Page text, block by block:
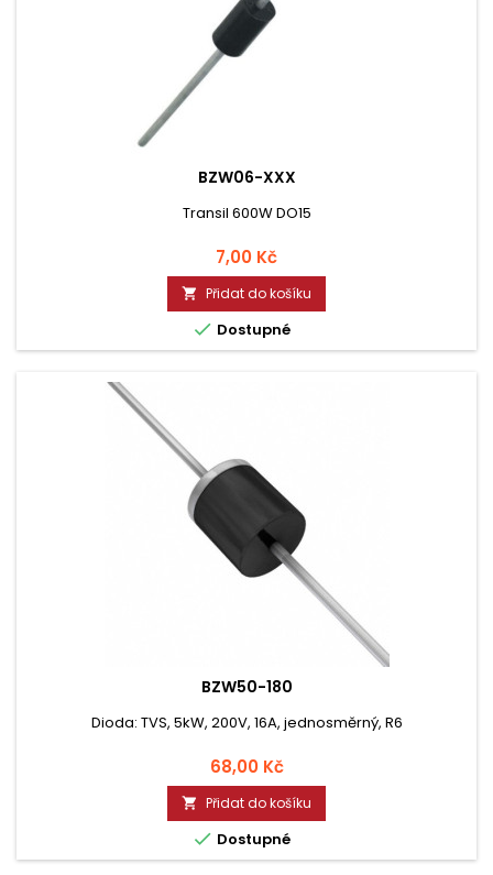
BZW06-XXX
Transil 600W DO15
Cena
7,00 Kč
 Přidat do košíku
 Dostupné
BZW50-180
Dioda: TVS, 5kW, 200V, 16A, jednosměrný, R6
Cena
68,00 Kč
 Přidat do košíku
 Dostupné